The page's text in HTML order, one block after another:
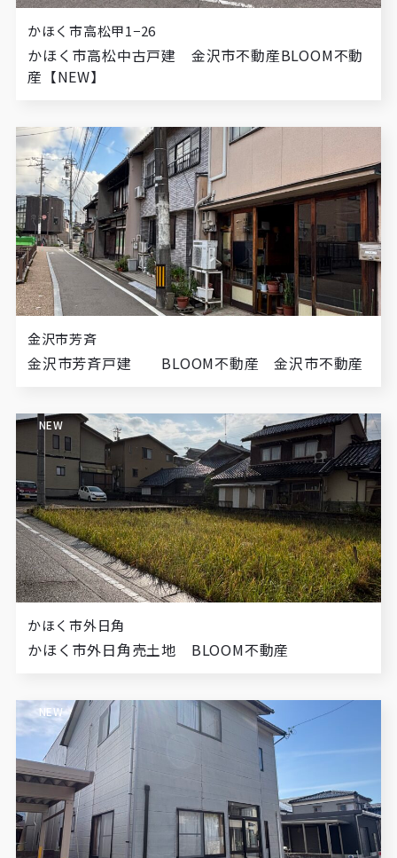
かほく市高松甲1−26
かほく市高松中古戸建 金沢市不動産BLOOM不動
産【NEW】
金沢市芳斉
金沢市芳斉戸建 BLOOM不動産 金沢市不動産
かほく市外日角
かほく市外日角売土地 BLOOM不動産
NEW
NEW